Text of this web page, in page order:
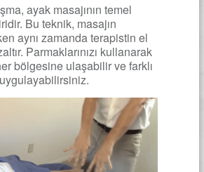
ayak masajının temel
Bu teknik, masajın
aynı zamanda terapistin el
Parmaklarınızı kullanarak
bölgesine ulaşabilir ve farklı